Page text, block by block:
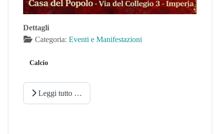
Dettagli
Categoria: Eventi e Manifestazioni
Calcio
Leggi tutto …